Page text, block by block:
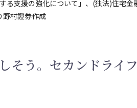
る支援の強化について」、(独法)住宅金
野村證券作成
そう。セカンドライ